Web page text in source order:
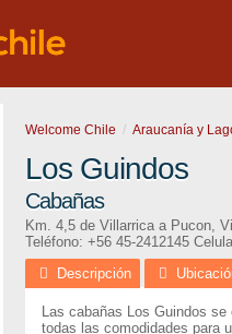
Welcome Chile Araucanía y
Los Guindos
Cabañas
Km. 4,5 de Villarrica a Pucon,
Teléfono: +56 45-2412145
Descripción
Las cabañas Los Guindos
todas las comodidades para